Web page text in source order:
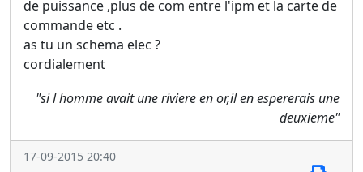
de puissance ,plus de com entre l'ipm et la carte de
commande etc .
as tu un schema elec ?
cordialement
"si l homme avait une riviere en or,il en espererais une
deuxieme"
17-09-2015 20:40